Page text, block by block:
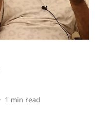
1 min read